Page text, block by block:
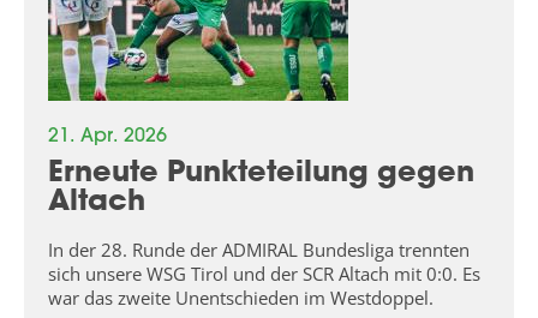
21. Apr. 2026
Erneute Punkteteilung gegen
Altach
In der 28. Runde der ADMIRAL Bundesliga trennten
sich unsere WSG Tirol und der SCR Altach mit 0:0. Es
war das zweite Unentschieden im Westdoppel.